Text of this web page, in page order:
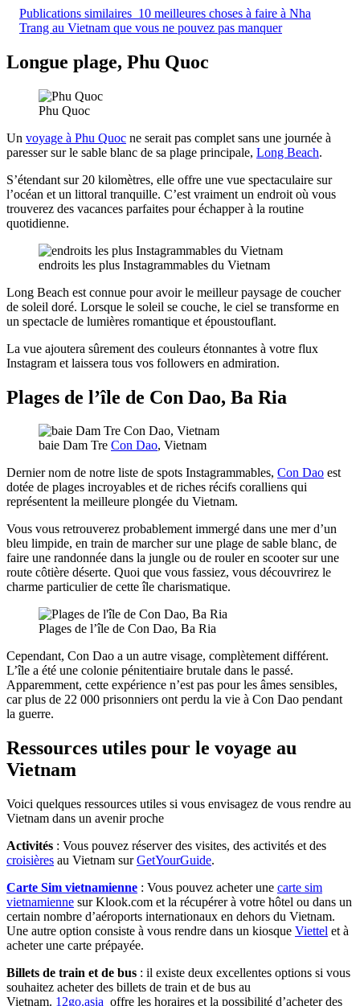
Publications similaires 10 meilleures choses à faire à Nha
Trang au Vietnam que vous ne pouvez pas manquer
Longue plage, Phu Quoc
Phu Quoc
Un voyage à Phu Quoc ne serait pas complet sans une journée à
paresser sur le sable blanc de sa plage principale, Long Beach.
S’étendant sur 20 kilomètres, elle offre une vue spectaculaire sur
l’océan et un littoral tranquille. C’est vraiment un endroit où vous
trouverez des vacances parfaites pour échapper à la routine
quotidienne.
endroits les plus Instagrammables du Vietnam
Long Beach est connue pour avoir le meilleur paysage de coucher
de soleil doré. Lorsque le soleil se couche, le ciel se transforme en
un spectacle de lumières romantique et époustouflant.
La vue ajoutera sûrement des couleurs étonnantes à votre flux
Instagram et laissera tous vos followers en admiration.
Plages de l’île de Con Dao, Ba Ria
baie Dam Tre Con Dao, Vietnam
Dernier nom de notre liste de spots Instagrammables, Con Dao est
dotée de plages incroyables et de riches récifs coralliens qui
représentent la meilleure plongée du Vietnam.
Vous vous retrouverez probablement immergé dans une mer d’un
bleu limpide, en train de marcher sur une plage de sable blanc, de
faire une randonnée dans la jungle ou de rouler en scooter sur une
route côtière déserte. Quoi que vous fassiez, vous découvrirez le
charme particulier de cette île charismatique.
Plages de l’île de Con Dao, Ba Ria
Cependant, Con Dao a un autre visage, complètement différent.
L’île a été une colonie pénitentiaire brutale dans le passé.
Apparemment, cette expérience n’est pas pour les âmes sensibles,
car plus de 22 000 prisonniers ont perdu la vie à Con Dao pendant
la guerre.
Ressources utiles pour le voyage au
Vietnam
Voici quelques ressources utiles si vous envisagez de vous rendre au
Vietnam dans un avenir proche
Activités : Vous pouvez réserver des visites, des activités et des
croisières au Vietnam surGetYourGuide.
Carte Sim vietnamienne : Vous pouvez acheter une carte sim
vietnamienne sur Klook.com et la récupérer à votre hôtel ou dans un
certain nombre d’aéroports internationaux en dehors du Vietnam.
Une autre option consiste à vous rendre dans un kiosque Viettel et à
acheter une carte prépayée.
Billets de train et de bus : il existe deux excellentes options si vous
souhaitez acheter des billets de train et de bus au
Vietnam. 12go.asia offre les horaires et la possibilité d’acheter des